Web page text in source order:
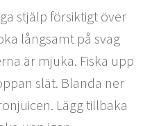
stjälp försiktigt över
långsamt på svag
är mjuka. Fiska upp
slät. Blanda ner
Lägg tillbaka